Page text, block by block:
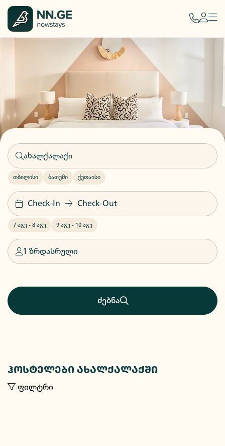
თბილისი ბათუმი ქუთაისი
Check-In Check-Out
7 აგვ - 8 აგვ 9 აგვ - 10 აგვ
1 ზრდასრული
ძებნა
ჰოსტელები ახალქალაქში
ფილტრი